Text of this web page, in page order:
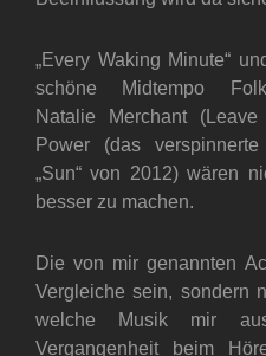
„Every Waking Minute“
schöne Midtempo
Natalie Merchant
Power (das
„Sun“ von 2012) wären
besser zu machen.
Die von mir genannten
Vergleiche sein, sondern
welche Musik mir
Vergangenheit beim